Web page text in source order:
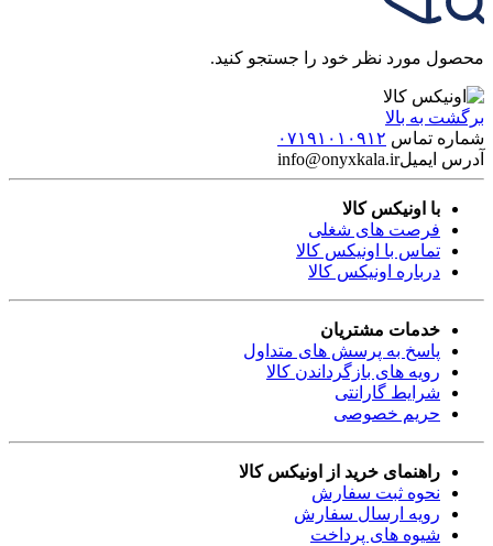
محصول مورد نظر خود را جستجو کنید.
برگشت به بالا
شماره تماس ۰۷۱۹۱۰۱۰۹۱۲
آدرس ایمیلinfo@onyxkala.ir
با اونیکس کالا
فرصت های شغلی
تماس با اونیکس کالا
درباره اونیکس کالا
خدمات مشتریان
پاسخ به پرسش های متداول
رویه های بازگرداندن کالا
شرایط گارانتی
حریم خصوصی
راهنمای خرید از اونیکس کالا
نحوه ثبت سفارش
رویه ارسال سفارش
شیوه های پرداخت